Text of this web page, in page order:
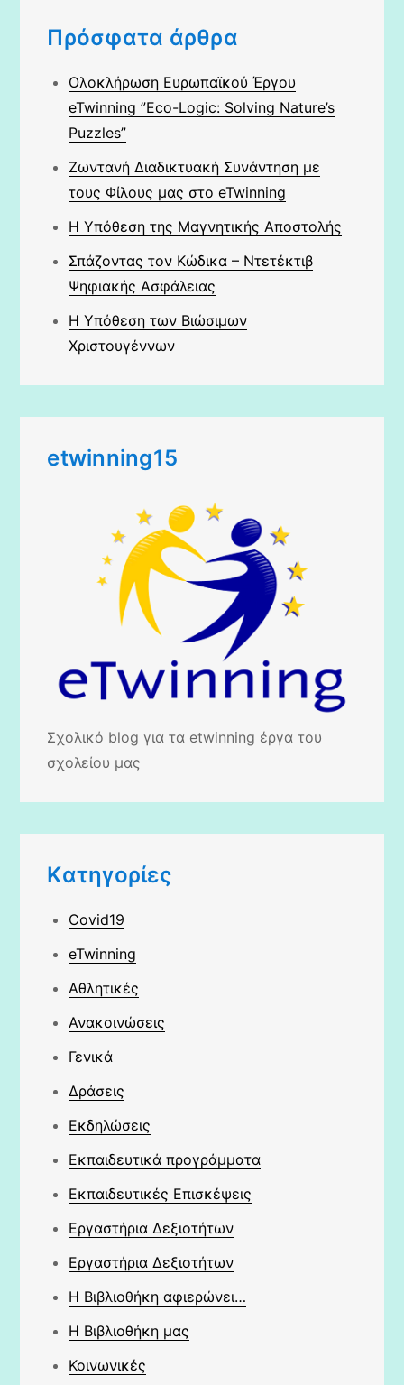
Πρόσφατα άρθρα
Ολοκλήρωση Ευρωπαϊκού Έργου
eTwinning ”Eco-Logic: Solving Nature’s
Puzzles”
Ζωντανή Διαδικτυακή Συνάντηση με
τους Φίλους μας στο eTwinning
Η Υπόθεση της Μαγνητικής Αποστολής
Σπάζοντας τον Κώδικα – Ντετέκτιβ
Ψηφιακής Ασφάλειας
Η Υπόθεση των Βιώσιμων
Χριστουγέννων
etwinning15
Σχολικό blog για τα etwinning έργα του
σχολείου μας
Kατηγορίες
Covid19
eTwinning
Αθλητικές
Ανακοινώσεις
Γενικά
Δράσεις
Εκδηλώσεις
Εκπαιδευτικά προγράμματα
Εκπαιδευτικές Επισκέψεις
Εργαστήρια Δεξιοτήτων
Εργαστήρια Δεξιοτήτων
Η Βιβλιοθήκη αφιερώνει…
Η Βιβλιοθήκη μας
Κοινωνικές